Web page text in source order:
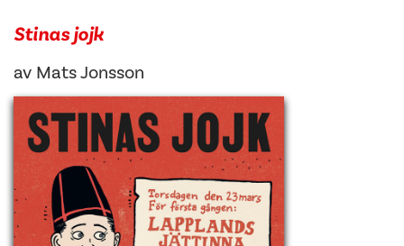
Stinas jojk
av Mats Jonsson